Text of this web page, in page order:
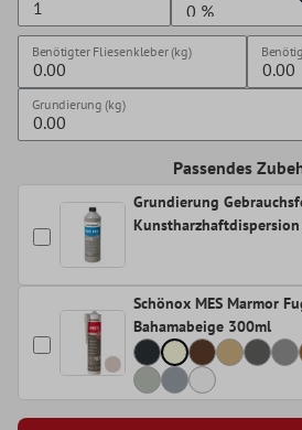
Benötigter Fliesenkleber (kg)
Grundierung (kg)
Passendes
Grundierung
Schönox MES Marmor
Bahamabeige 300ml